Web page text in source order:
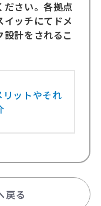
ださい。各拠点
イッチにてドメ
計をされるこ
ットやそれ
戻る